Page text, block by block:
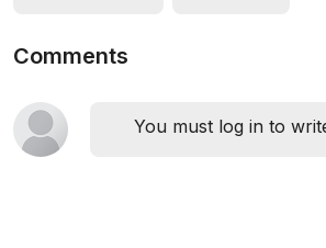
Comments
You must log in to